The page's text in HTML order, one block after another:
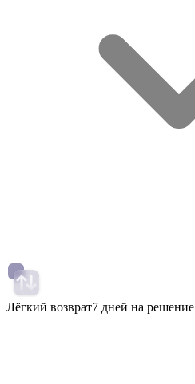
Лёгкий возврат7 дней на решение